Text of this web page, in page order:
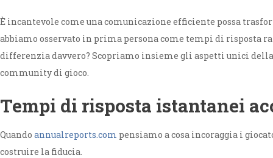
È incantevole come una comunicazione efficiente possa
abbiamo osservato in prima persona come tempi di risposta
differenzia davvero? Scopriamo insieme gli aspetti unici
community di gioco.
Tempi di risposta istantanei
Quando annualreports.com pensiamo a cosa incoraggia i
costruire la fiducia.